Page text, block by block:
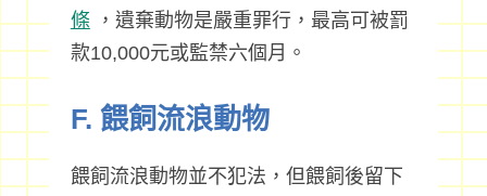
條 ，遺棄動物是嚴重罪行，最高可被罰
款10,000元或監禁六個月。
F. 餵飼流浪動物
餵飼流浪動物並不犯法，但餵飼後留下